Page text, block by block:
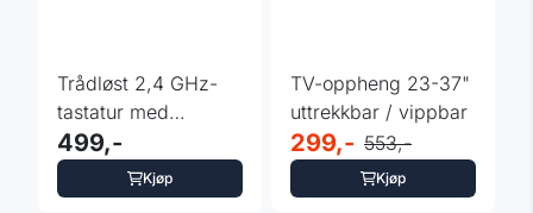
Trådløst 2,4 GHz-
tastatur med
berøringsplate for
PC / Pad / ...
499,-
Kjøp
TV-oppheng 23-37"
uttrekkbar / vippbar
299,- 553,-
Kjøp